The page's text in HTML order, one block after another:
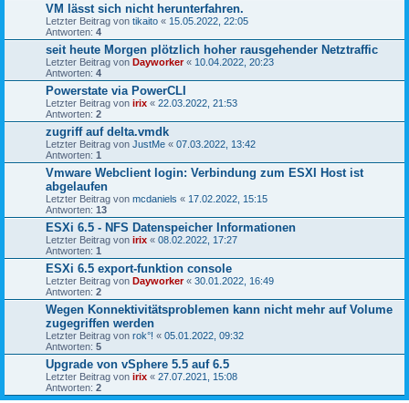
VM lässt sich nicht herunterfahren.
Letzter Beitrag von tikaito « 15.05.2022, 22:05
Antworten: 4
seit heute Morgen plötzlich hoher rausgehender Netztraffic
Letzter Beitrag von Dayworker« 10.04.2022, 20:23
Antworten: 4
Powerstate via PowerCLI
Letzter Beitrag von irix « 22.03.2022, 21:53
Antworten: 2
zugriff auf delta.vmdk
Letzter Beitrag von JustMe « 07.03.2022, 13:42
Antworten: 1
Vmware Webclient login: Verbindung zum ESXI Host ist
abgelaufen
Letzter Beitrag von mcdaniels « 17.02.2022, 15:15
Antworten: 13
ESXi 6.5 - NFS Datenspeicher Informationen
Letzter Beitrag von irix « 08.02.2022, 17:27
Antworten: 1
ESXi 6.5 export-funktion console
Letzter Beitrag von Dayworker« 30.01.2022, 16:49
Antworten: 2
Wegen Konnektivitätsproblemen kann nicht mehr auf Volume
zugegriffen werden
Letzter Beitrag von rok°! « 05.01.2022, 09:32
Antworten: 5
Upgrade von vSphere 5.5 auf 6.5
Letzter Beitrag von irix « 27.07.2021, 15:08
Antworten: 2